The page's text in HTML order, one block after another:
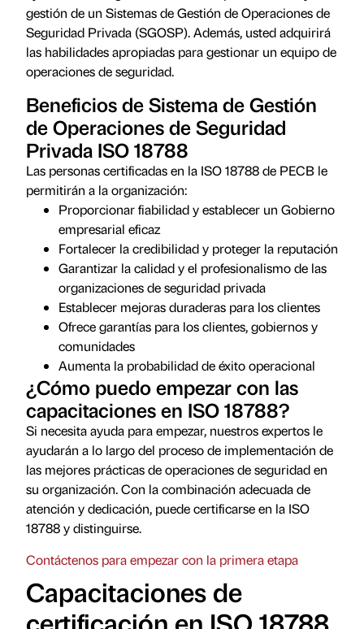
gestión de un Sistemas de Gestión de Operaciones de
Seguridad Privada (SGOSP). Además, usted adquirirá
las habilidades apropiadas para gestionar un equipo de
operaciones de seguridad.
Beneficios de Sistema de Gestión
de Operaciones de Seguridad
Privada ISO 18788
Las personas certificadas en la ISO 18788 de PECB le
permitirán a la organización:
Proporcionar fiabilidad y establecer un Gobierno
empresarial eficaz
Fortalecer la credibilidad y proteger la reputación
Garantizar la calidad y el profesionalismo de las
organizaciones de seguridad privada
Establecer mejoras duraderas para los clientes
Ofrece garantías para los clientes, gobiernos y
comunidades
Aumenta la probabilidad de éxito operacional
¿Cómo puedo empezar con las
capacitaciones en ISO 18788?
Si necesita ayuda para empezar, nuestros expertos le
ayudarán a lo largo del proceso de implementación de
las mejores prácticas de operaciones de seguridad en
su organización. Con la combinación adecuada de
atención y dedicación, puede certificarse en la ISO
18788 y distinguirse.
Contáctenos para empezar con la primera etapa
Capacitaciones de
certificación en ISO 18788